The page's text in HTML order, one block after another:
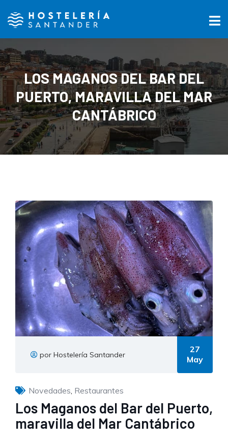
LOS MAGANOS DEL BAR DEL
PUERTO, MARAVILLA DEL MAR
CANTÁBRICO
por Hostelería Santander
27
May
Novedades Restaurantes
Los Maganos del Bar del Puerto,
maravilla del Mar Cantábrico